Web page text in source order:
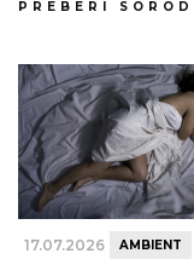
PREBERI
17.07.2026 AMBIENT